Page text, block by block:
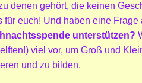
denen gehört, die keinen
für euch! Und haben eine Frage
unterstützen?
viel vor, um Groß und
und zu bilden.